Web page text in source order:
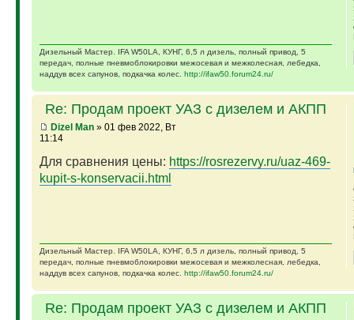
Дизельный Мастер. IFA W50LA, КУНГ, 6,5 л дизель, полный привод, 5
передач, полные пневмоблокировки межосевая и межколесная, лебедка,
наддув всех сапунов, подкачка колес. http://ifaw50.forum24.ru/
Re: Продам проект УАЗ с дизелем и АКПП
Dizel Man» 01 фев 2022, Вт
11:14
Для сравнения цены: https://rosrezervy.ru/uaz-469-
kupit-s-konservacii.html
Дизельный Мастер. IFA W50LA, КУНГ, 6,5 л дизель, полный привод, 5
передач, полные пневмоблокировки межосевая и межколесная, лебедка,
наддув всех сапунов, подкачка колес. http://ifaw50.forum24.ru/
Re: Продам проект УАЗ с дизелем и АКПП